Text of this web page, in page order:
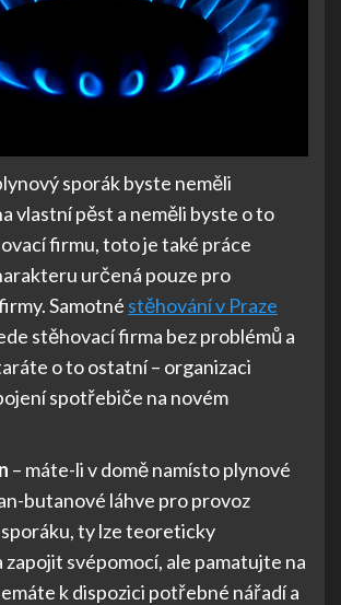
sporák byste neměli
vlastní pěst a neměli byste o to
firmu, toto je také práce
určená pouze pro
Samotné stěhování v Praze
stěhovací firma bez problémů a
o to ostatní – organizaci
spotřebiče na novém
– máte-li v domě namísto plynové
butanové láhve pro provoz
ty lze teoreticky
svépomocí, ale pamatujte na
k dispozici potřebné nářadí a